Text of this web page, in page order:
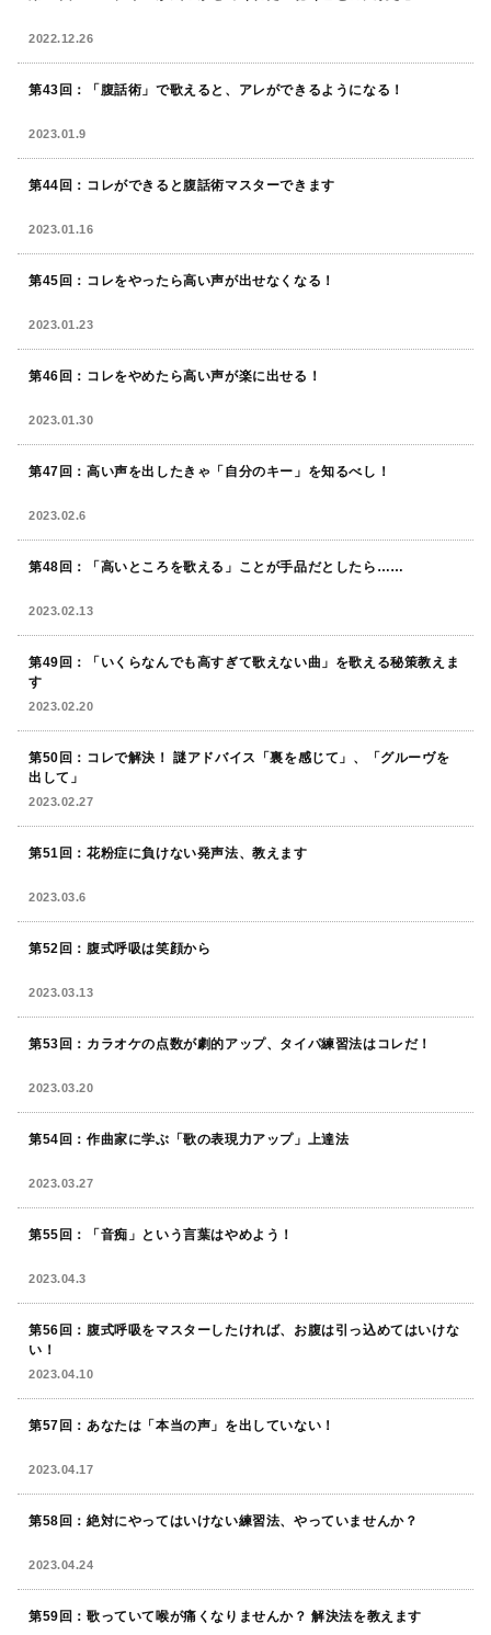
2022.12.26
第43回：「腹話術」で歌えると、アレができるようになる！
2023.01.9
第44回：コレができると腹話術マスターできます
2023.01.16
第45回：コレをやったら高い声が出せなくなる！
2023.01.23
第46回：コレをやめたら高い声が楽に出せる！
2023.01.30
第47回：高い声を出したきゃ「自分のキー」を知るべし！
2023.02.6
第48回：「高いところを歌える」ことが手品だとしたら……
2023.02.13
第49回：「いくらなんでも高すぎて歌えない曲」を歌える秘策教えま
す
2023.02.20
第50回：コレで解決！ 謎アドバイス「裏を感じて」、「グルーヴを
出して」
2023.02.27
第51回：花粉症に負けない発声法、教えます
2023.03.6
第52回：腹式呼吸は笑顔から
2023.03.13
第53回：カラオケの点数が劇的アップ、タイパ練習法はコレだ！
2023.03.20
第54回：作曲家に学ぶ「歌の表現力アップ」上達法
2023.03.27
第55回：「音痴」という言葉はやめよう！
2023.04.3
第56回：腹式呼吸をマスターしたければ、お腹は引っ込めてはいけな
い！
2023.04.10
第57回：あなたは「本当の声」を出していない！
2023.04.17
第58回：絶対にやってはいけない練習法、やっていませんか？
2023.04.24
第59回：歌っていて喉が痛くなりませんか？ 解決法を教えます